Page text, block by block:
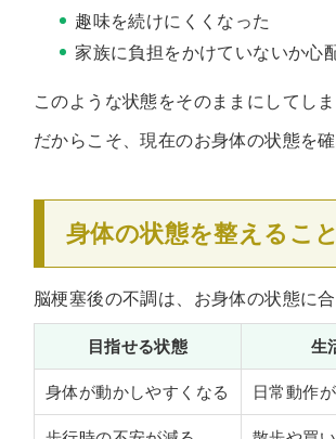
趣味を続けにくくなった
家族に負担をかけていないか心
このような状態をそのままにしてし
だからこそ、現在のお身体の状態を
身体の状態を整えるこ
脳梗塞後の不調は、お身体の状態に
目指せる状態 生
身体が動かしやすくなる 日常動作